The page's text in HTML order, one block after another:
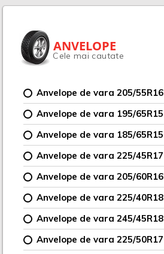
ANVELOPE
Cele mai cautate
Anvelope de vara 205/55R16
Anvelope de vara 195/65R15
Anvelope de vara 185/65R15
Anvelope de vara 225/45R17
Anvelope de vara 205/60R16
Anvelope de vara 225/40R18
Anvelope de vara 245/45R18
Anvelope de vara 225/50R17